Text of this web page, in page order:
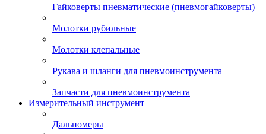
Гайковерты пневматические (пневмогайковерты)
Молотки рубильные
Молотки клепальные
Рукава и шланги для пневмоинструмента
Запчасти для пневмоинструмента
Измерительный инструмент
Дальномеры